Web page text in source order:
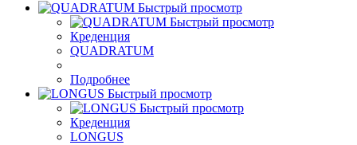
Быстрый просмотр
Быстрый просмотр
Креденция
QUADRATUM
Подробнее
Быстрый просмотр
Быстрый просмотр
Креденция
LONGUS